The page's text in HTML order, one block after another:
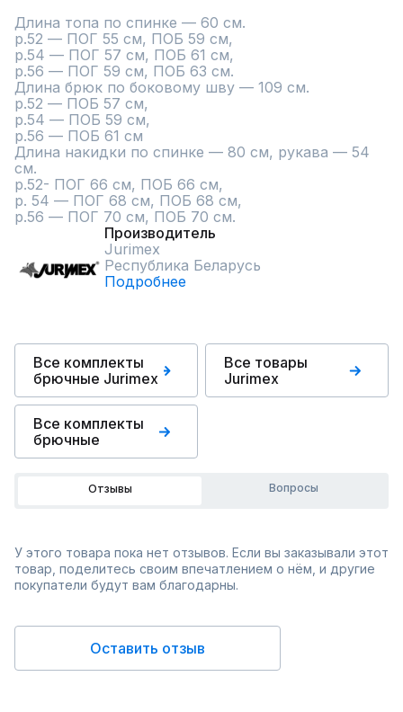
Длина топа по спинке — 60 см.
р.52 — ПОГ 55 см, ПОБ 59 см,
р.54 — ПОГ 57 см, ПОБ 61 см,
р.56 — ПОГ 59 см, ПОБ 63 см.
Длина брюк по боковому шву — 109 см.
р.52 — ПОБ 57 см,
р.54 — ПОБ 59 см,
р.56 — ПОБ 61 см
Длина накидки по спинке — 80 см, рукава — 54
см.
р.52- ПОГ 66 см, ПОБ 66 см,
р. 54 — ПОГ 68 см, ПОБ 68 см,
р.56 — ПОГ 70 см, ПОБ 70 см.
Производитель
Jurimex
Республика Беларусь
Подробнее
Все комплекты
брючные Jurimex
Все товары
Jurimex
Все комплекты
брючные
Отзывы Вопросы
У этого товара пока нет отзывов. Если вы заказывали этот
товар, поделитесь своим впечатлением о нём, и другие
покупатели будут вам благодарны.
Оставить отзыв